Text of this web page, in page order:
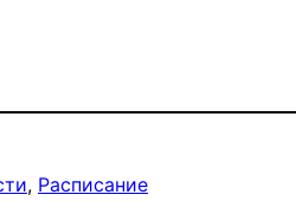
, Расписание